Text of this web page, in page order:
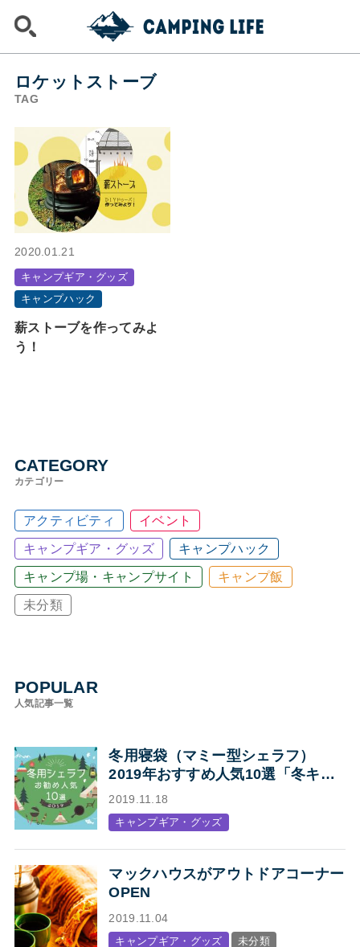
ロケットストーブ
TAG
2020.01.21
キャンプギア・グッズ
キャンプハック
薪ストーブを作ってみよ
う！
CATEGORY
カテゴリー
アクティビティ イベント
キャンプギア・グッズ キャンプハック
キャンプ場・キャンプサイト キャンプ飯
未分類
POPULAR
人気記事一覧
冬用寝袋（マミー型シェラフ）
2019年おすすめ人気10選「冬キャ
ンプの寝袋はマミー型シェラフで決
まり！」
2019.11.18
キャンプギア・グッズ
マックハウスがアウトドアコーナー
OPEN
2019.11.04
キャンプギア・グッズ 未分類